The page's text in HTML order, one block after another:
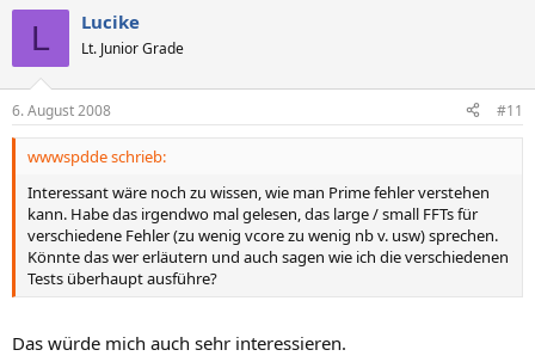
L Lucike
Lt. Junior Grade
6. August 2008 #11
wwwspdde schrieb:
Interessant wäre noch zu wissen, wie man Prime fehler verstehen
kann. Habe das irgendwo mal gelesen, das large / small FFTs für
verschiedene Fehler (zu wenig vcore zu wenig nb v. usw) sprechen.
Könnte das wer erläutern und auch sagen wie ich die verschiedenen
Tests überhaupt ausführe?
Das würde mich auch sehr interessieren.